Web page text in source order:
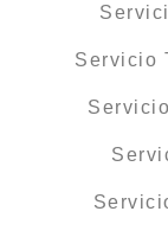
Servicio